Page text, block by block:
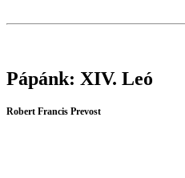
Pápánk: XIV. Leó
Robert Francis Prevost